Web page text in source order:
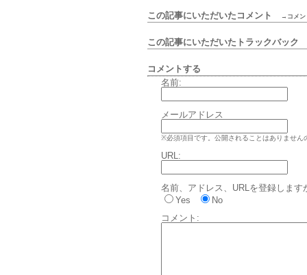
この記事にいただいたコメント →コメン
この記事にいただいたトラックバック
コメントする
名前:
メールアドレス
※必須項目です。公開されることはありません
URL:
名前、アドレス、URLを登録します
Yes
No
コメント: